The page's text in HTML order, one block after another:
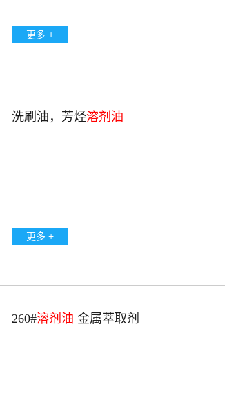
更多 +
洗刷油，芳烃溶剂油
更多 +
260#溶剂油 金属萃取剂